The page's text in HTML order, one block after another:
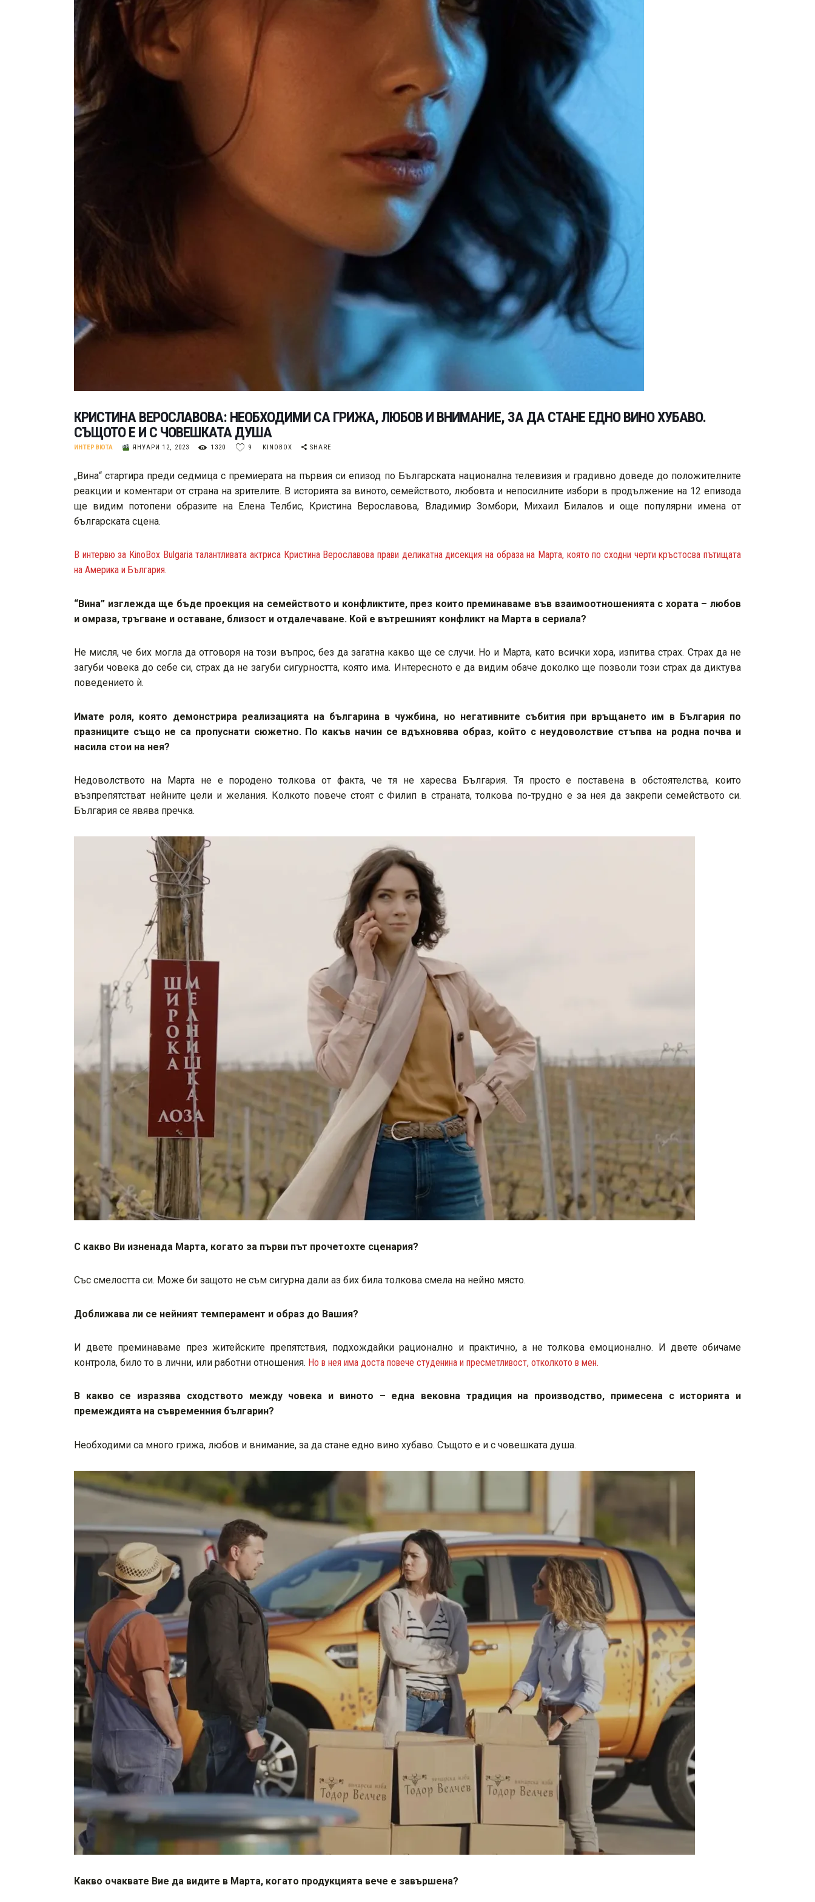
КРИСТИНА ВЕРОСЛАВОВА: НЕОБХОДИМИ СА ГРИЖА, ЛЮБОВ И ВНИМАНИЕ, ЗА ДА СТАНЕ ЕДНО ВИНО ХУБАВО.
СЪЩОТО Е И С ЧОВЕШКАТА ДУША
ИНТЕРВЮТА ЯНУАРИ 12, 2023 1320 9 KINOBOX SHARE
„Вина“ стартира преди седмица с премиерата на първия си епизод по Българската национална телевизия и градивно доведе до положителните
реакции и коментари от страна на зрителите. В историята за виното, семейството, любовта и непосилните избори в продължение на 12 епизода
ще видим потопени образите на Елена Телбис, Кристина Верославова, Владимир Зомбори, Михаил Билалов и още популярни имена от
българската сцена.
В интервю за KinoBox Bulgaria талантливата актриса Кристина Верославова прави деликатна дисекция на образа на Марта, която по сходни черти кръстосва пътищата
на Америка и България.
“Вина” изглежда ще бъде проекция на семейството и конфликтите, през които преминаваме във взаимоотношенията с хората – любов
и омраза, тръгване и оставане, близост и отдалечаване. Кой е вътрешният конфликт на Марта в сериала?
Не мисля, че бих могла да отговоря на този въпрос, без да загатна какво ще се случи. Но и Марта, като всички хора, изпитва страх. Страх да не
загуби човека до себе си, страх да не загуби сигурността, която има. Интересното е да видим обаче доколко ще позволи този страх да диктува
поведението ѝ.
Имате роля, която демонстрира реализацията на българина в чужбина, но негативните събития при връщането им в България по
празниците също не са пропуснати сюжетно. По какъв начин се вдъхновява образ, който с неудоволствие стъпва на родна почва и
насила стои на нея?
Недоволството на Марта не е породено толкова от факта, че тя не харесва България. Тя просто е поставена в обстоятелства, които
възпрепятстват нейните цели и желания. Колкото повече стоят с Филип в страната, толкова по-трудно е за нея да закрепи семейството си.
България се явява пречка.
С какво Ви изненада Марта, когато за първи път прочетохте сценария?
Със смелостта си. Може би защото не съм сигурна дали аз бих била толкова смела на нейно място.
Доближава ли се нейният темперамент и образ до Вашия?
И двете преминаваме през житейските препятствия, подхождайки рационално и практично, а не толкова емоционално. И двете обичаме
контрола, било то в лични, или работни отношения. Но в нея има доста повече студенина и пресметливост, отколкото в мен.
В какво се изразява сходството между човека и виното – една вековна традиция на производство, примесена с историята и
премеждията на съвременния българин?
Необходими са много грижа, любов и внимание, за да стане едно вино хубаво. Същото е и с човешката душа.
Какво очаквате Вие да видите в Марта, когато продукцията вече е завършена?